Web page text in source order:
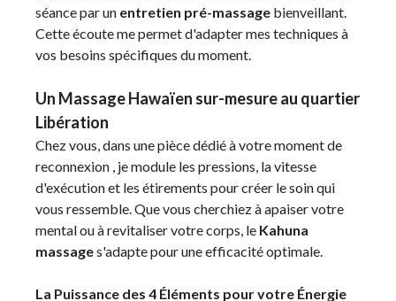
séance par un entretien pré-massage bienveillant.
Cette écoute me permet d'adapter mes techniques à
vos besoins spécifiques du moment.
Un Massage Hawaïen sur-mesure au quartier
Libération
Chez vous, dans une pièce dédié à votre moment de
reconnexion , je module les pressions, la vitesse
d'exécution et les étirements pour créer le soin qui
vous ressemble. Que vous cherchiez à apaiser votre
mental ou à revitaliser votre corps, le Kahuna
massages'adapte pour une efficacité optimale.
La Puissance des 4 Éléments pour votre Énergie